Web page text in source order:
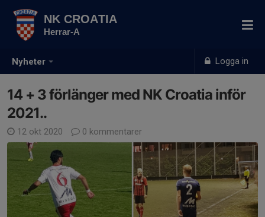
Nyheter Logga in
NK CROATIA
Herrar-A
14 + 3 förlänger med NK Croatia inför
2021..
12 okt 2020 0 kommentarer